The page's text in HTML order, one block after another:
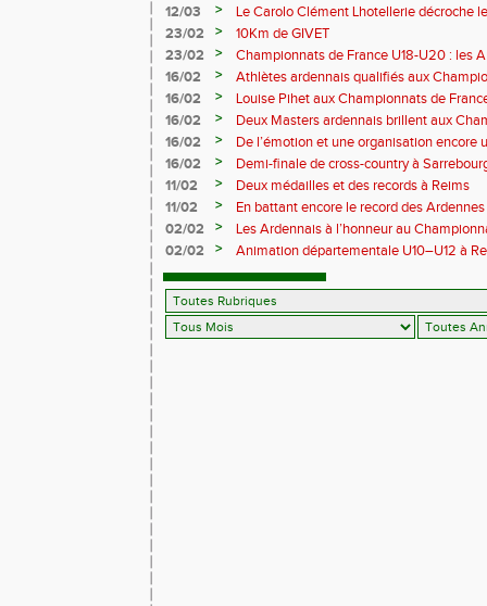
12/03
>
Le Carolo Clément Lhotellerie décroche
master de cross-country
23/02 >
10Km de GIVET
23/02
>
Championnats de France U18-U20 : les
Val-de-Reuil
16/02 >
Athlètes ardennais qualifiés aux
en salle
16/02 >
Louise Pihet aux Championnats de
16/02
>
Deux Masters ardennais brillent aux
Saint‑Brieuc
16/02 >
De l’émotion et une organisation encore
Trail 2026
16/02 >
Demi-finale de cross-country à
boue… et à la fête !
11/02 >
Deux médailles et des records à Reims
11/02
>
En battant encore le record des
Pihet ira aux championnats de France
02/02 >
Les Ardennais à l’honneur au
02/02
>
Animation départementale U10–U12 à